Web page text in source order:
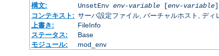
構文:
UnsetEnv env-variable[env-variable
コンテキスト: サーバ設定ファイル, バーチャルホスト, ディ
上書き:
FileInfo
ステータス:
Base
モジュール:
mod_env